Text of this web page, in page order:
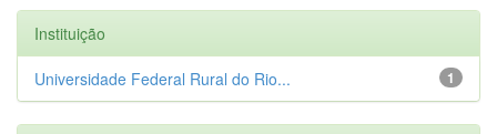
Instituição
1
Universidade Federal Rural do Rio...